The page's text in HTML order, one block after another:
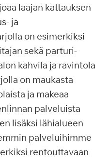
laajan kattauksen
ja
on esimerkiksi
sekä parturi-
kahvila ja ravintola
on maukasta
ja makeaa
palveluista
lisäksi lähialueen
palveluihimme
rentouttavaan